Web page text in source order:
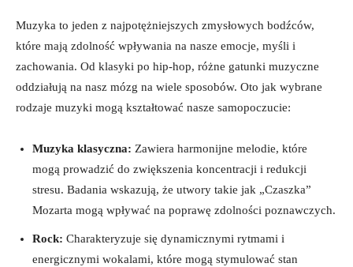
Muzyka to jeden z najpotężniejszych zmysłowych bodźców,
które mają zdolność wpływania na nasze emocje, myśli i
zachowania. Od klasyki po hip-hop, różne gatunki muzyczne
oddziałują na nasz mózg na wiele sposobów. Oto jak wybrane
rodzaje muzyki mogą kształtować nasze samopoczucie:
Muzyka klasyczna: Zawiera harmonijne melodie, które
mogą prowadzić do zwiększenia koncentracji i redukcji
stresu. Badania wskazują, że utwory takie jak „Czaszka”
Mozarta mogą wpływać na poprawę zdolności poznawczych.
Rock: Charakteryzuje się dynamicznymi rytmami i
energicznymi wokalami, które mogą stymulować stan